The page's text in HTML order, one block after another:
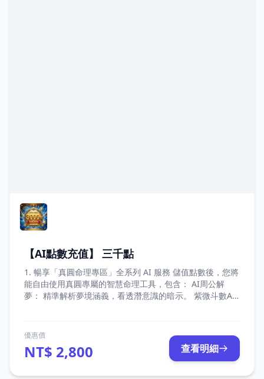
【AI點數充值】 三千點
1. 暢享「真圓命理專區」全系列 AI 服務 儲值點數後，您將
能自由使用真圓專屬的智慧命理工具，包含： AI周公解
夢： 精準解析夢境涵義，看透潛意識的暗示。 紫微斗數AI
指引。 未來擴充特權： 點數支援未來所有即將上線的「真
圓 AI 專案」，一次儲值，持續享受最新服務。 2. 點數價值
1 : 1 等同新台幣，消費最透明 點數與新台幣（NTD）的兌
優惠價
NT$ 2,800 查看明細